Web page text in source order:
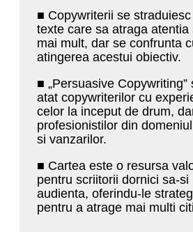
■ Copywriterii se
texte care sa atraga atentia
mai mult, dar se confrunta
atingerea acestui obiectiv.
■ „Persuasive
atat copywriterilor cu
celor la inceput de drum,
profesionistilor din
si vanzarilor.
■ Cartea este o resursa
pentru scriitorii dornici sa-si
audienta, oferindu-le
pentru a atrage mai multi